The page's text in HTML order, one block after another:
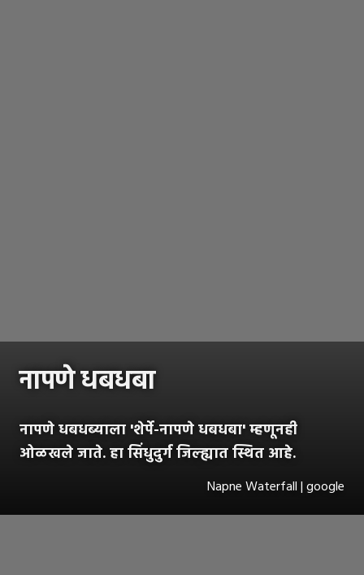
नापणे धबधबा
नापणे धबधब्याला 'शेर्पे-नापणे धबधबा' म्हणूनही
ओळखले जाते. हा सिंधुदुर्ग जिल्ह्यात स्थित आहे.
Napne Waterfall | google